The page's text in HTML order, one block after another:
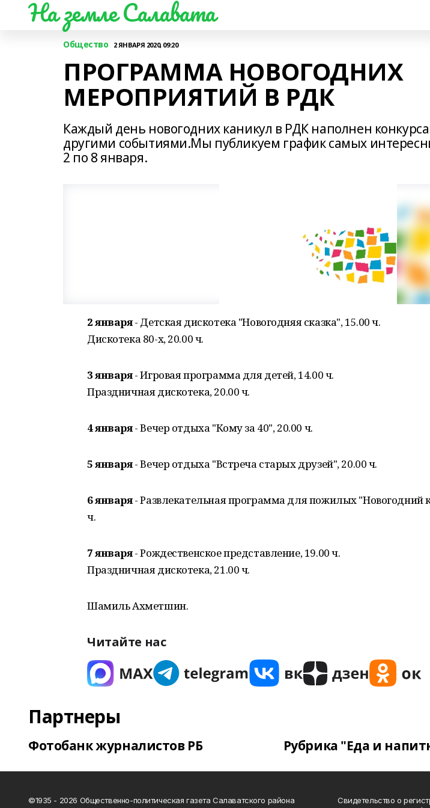
На земле Салавата
Общество 2 ЯНВАРЯ 2020, 09:20
ПРОГРАММА НОВОГОДНИХ
МЕРОПРИЯТИЙ В РДК
Каждый день новогодних каникул в РДК наполнен
другими событиями.Мы публикуем график самых
2 по 8 января.
2 января- Детская дискотека "Новогодняя сказка", 15.00 ч.
Дискотека 80-х, 20.00 ч.
3 января- Игровая программа для детей, 14.00 ч.
Праздничная дискотека, 20.00 ч.
4 января- Вечер отдыха "Кому за 40", 20.00 ч.
5 января- Вечер отдыха "Встреча старых друзей", 20.00 ч.
6 января- Развлекательная программа для пожилых "Новогодний
ч.
7 января- Рождественское представление, 19.00 ч.
Праздничная дискотека, 21.00 ч.
Шамиль Ахметшин.
Читайте нас
Партнеры
Фотобанк журналистов РБ Рубрика "Еда и
©1935 - 2026 Общественно-политическая газета Салаватского района
Свидетельство о